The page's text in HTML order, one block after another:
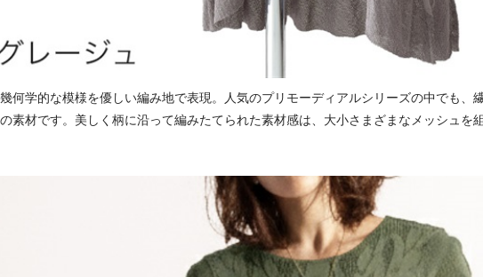
幾何学的な模様を優しい編み地で表現。人気のプリモーディアルシリーズの中でも、
の素材です。美しく柄に沿って編みたてられた素材感は、大小さまざまなメッシュを